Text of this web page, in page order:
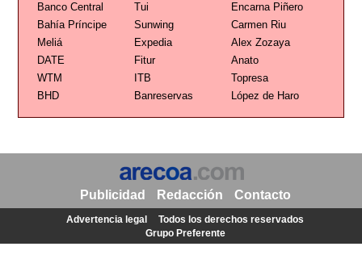
Banco Central
Tui
Encarna Piñero
Bahía Príncipe
Sunwing
Carmen Riu
Meliá
Expedia
Alex Zozaya
DATE
Fitur
Anato
WTM
ITB
Topresa
BHD
Banreservas López de Haro
Publicidad Redacción Contacto
Advertencia legal
Todos los derechos reservados
Grupo Preferente